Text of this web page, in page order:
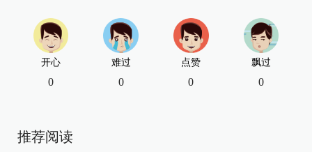
开心
0
难过
0
点赞
0
飘过
0
推荐阅读